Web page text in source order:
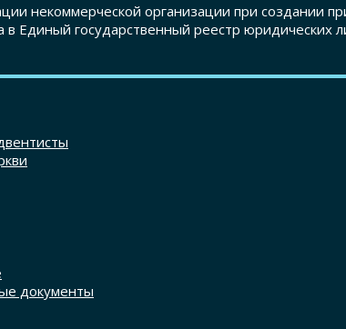
некоммерческой организации при
в Единый государственный реестр юридических
документы